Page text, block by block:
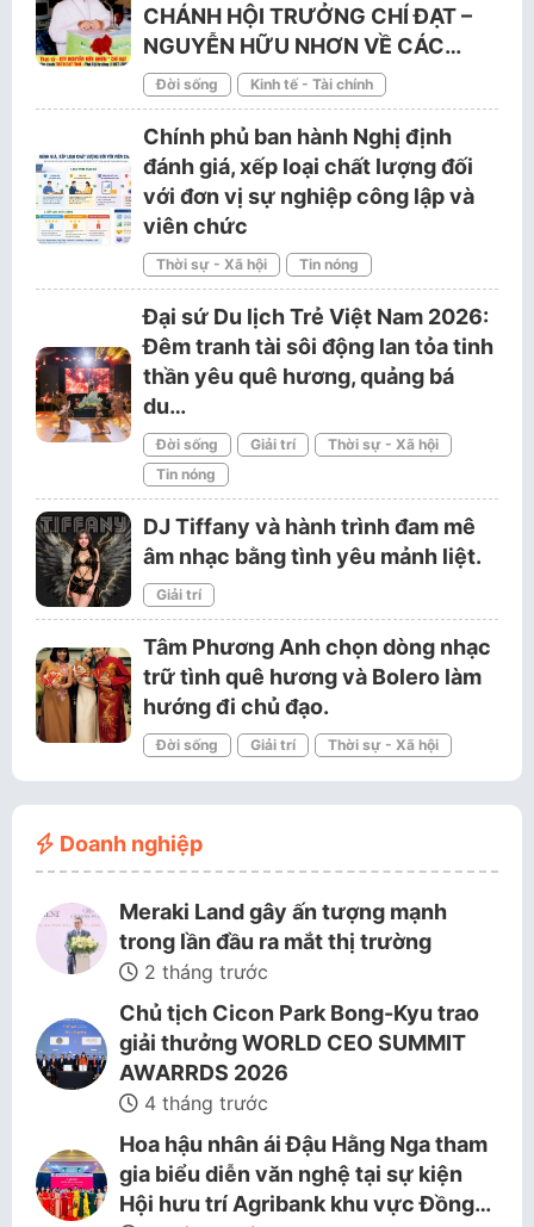
CHÁNH HỘI TRƯỞNG CHÍ ĐẠT –
NGUYỄN HỮU NHƠN VỀ CÁC…
Đời sống Kinh tế - Tài chính
Chính phủ ban hành Nghị định
đánh giá, xếp loại chất lượng đối
với đơn vị sự nghiệp công lập và
viên chức
Thời sự - Xã hội Tin nóng
Đại sứ Du lịch Trẻ Việt Nam 2026:
Đêm tranh tài sôi động lan tỏa tinh
thần yêu quê hương, quảng bá
du…
Đời sống Giải trí
Thời sự - Xã hội
Tin nóng
DJ Tiffany và hành trình đam mê
âm nhạc bằng tình yêu mảnh liệt.
Giải trí
Tâm Phương Anh chọn dòng nhạc
trữ tình quê hương và Bolero làm
hướng đi chủ đạo.
Đời sống Giải trí Thời sự - Xã hội
Doanh nghiệp
Meraki Land gây ấn tượng mạnh
trong lần đầu ra mắt thị trường
2 tháng trước
Chủ tịch Cicon Park Bong-Kyu trao
giải thưởng WORLD CEO SUMMIT
AWARRDS 2026
4 tháng trước
Hoa hậu nhân ái Đậu Hằng Nga tham
gia biểu diễn văn nghệ tại sự kiện
Hội hưu trí Agribank khu vực Đồng…